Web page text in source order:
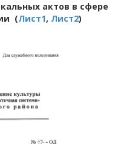
актов в сфере
(Лист1, Лист2)